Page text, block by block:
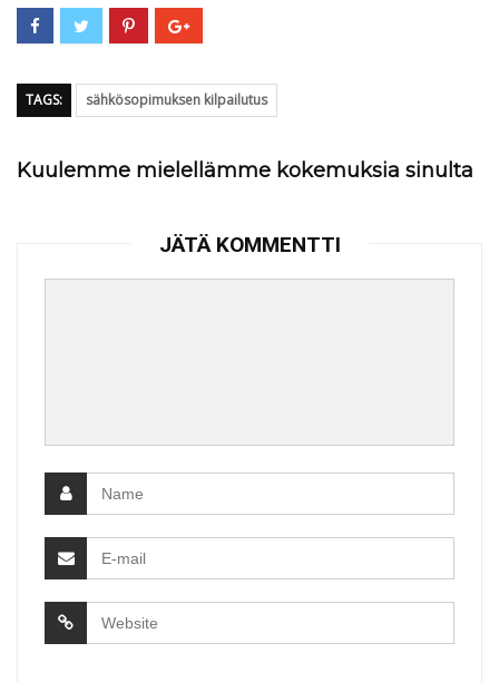
TAGS: sähkösopimuksen kilpailutus
Kuulemme mielellämme kokemuksia sinulta
JÄTÄ KOMMENTTI